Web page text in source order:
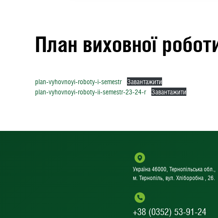
План виховної
plan-vyhovnoyi-roboty-i-semestr
Завантажити
plan-vyhovnoyi-roboty-ii-semestr-23-24-r
Завантажити
Україна 46000, Тернопільська обл.,
м. Тернопіль, вул. Хліборобна , 26.
+38 (0352) 53-91-24